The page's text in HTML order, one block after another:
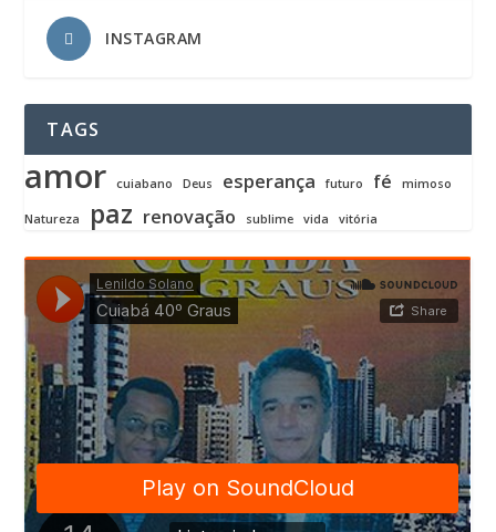
INSTAGRAM
TAGS
amor cuiabano Deus esperança futuro fé mimoso
Natureza paz renovação sublime vida vitória